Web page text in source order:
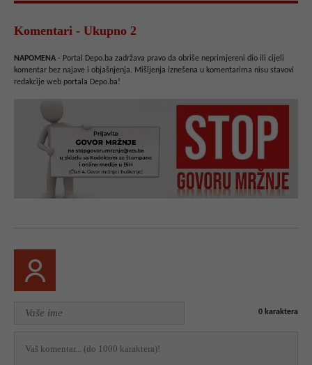
Komentari - Ukupno 2
NAPOMENA - Portal Depo.ba zadržava pravo da obriše neprimjereni dio ili cijeli
komentar bez najave i objašnjenja. Mišljenja iznešena u komentarima nisu stavovi
redakcije web portala Depo.ba!
0 karaktera